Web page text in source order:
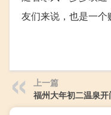
友们来说，也是一
上一篇
福州大年初二温泉